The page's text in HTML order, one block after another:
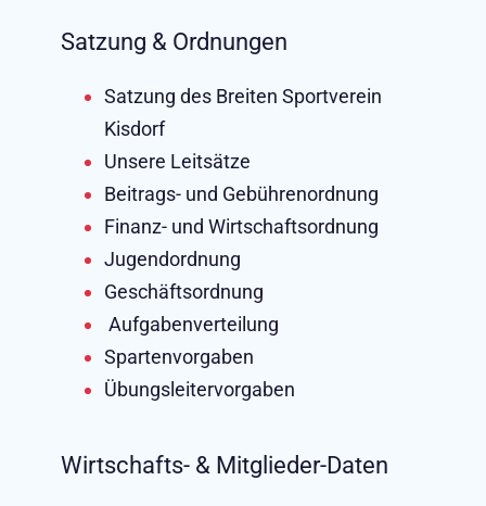
Satzung & Ordnungen
Satzung des Breiten Sportverein
Kisdorf
Unsere Leitsätze
Beitrags- und Gebührenordnung
Finanz- und ​Wirtschaftsordnung
Jugendordnung
Geschäftsordnung
Aufgabenverteilung
Spartenvorgaben
Übungsleitervorgaben
Wirtschafts- & Mitglieder-Daten